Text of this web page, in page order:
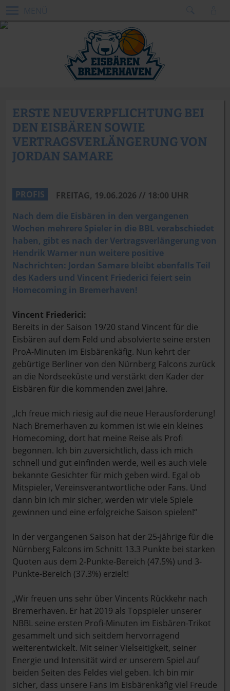
ERSTE NEUVERPFLICHTUNG BEI
DEN EISBÄREN SOWIE
VERTRAGSVERLÄNGERUNG VON
JORDAN SAMARE
PROFIS
FREITAG, 19.06.2026 // 18:00 UHR
Nach dem die Eisbären in den vergangenen
Wochen mehrere Spieler in die BBL verabschiedet
haben, gibt es nach der Vertragsverlängerung von
Hendrik Warner nun weitere positive
Nachrichten: Jordan Samare bleibt ebenfalls Teil
des Kaders und Vincent Friederici feiert sein
Homecoming in Bremerhaven!
Vincent Friederici:
Bereits in der Saison 19/20 stand Vincent für die
Eisbären auf dem Feld und absolvierte seine ersten
ProA-Minuten im Eisbärenkäfig. Nun kehrt der
gebürtige Berliner von den Nürnberg Falcons zurück
an die Nordseeküste und verstärkt den Kader der
Eisbären für die kommenden zwei Jahre.
„Ich freue mich riesig auf die neue Herausforderung!
Nach Bremerhaven zu kommen ist wie ein kleines
Homecoming, dort hat meine Reise als Profi
begonnen. Ich bin zuversichtlich, dass ich mich
schnell und gut einfinden werde, weil es auch viele
bekannte Gesichter für mich geben wird. Egal ob
Mitspieler, Vereinsverantwortliche oder Fans. Und
dann bin ich mir sicher, werden wir viele Spiele
gewinnen und eine erfolgreiche Saison spielen!“
In der vergangenen Saison hat der 25-jährige für die
Nürnberg Falcons im Schnitt 13.3 Punkte bei starken
Quoten aus dem 2-Punkte-Bereich (47.5%) und 3-
Punkte-Bereich (37.3%) erzielt!
„Wir freuen uns sehr über Vincents Rückkehr nach
Bremerhaven. Er hat 2019 als Topspieler unserer
NBBL seine ersten Profi-Minuten im Eisbären-Trikot
gesammelt und sich seitdem hervorragend
weiterentwickelt. Mit seiner Vielseitigkeit, seiner
Energie und Intensität wird er unserem Spiel auf
beiden Seiten des Feldes viel geben. Ich bin mir
sicher, dass unsere Fans im Eisbärenkäfig viel Freude